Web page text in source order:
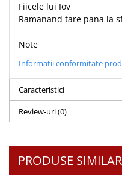
Fiicele lui Iov
Ramanand tare pana la
Note
Informatii conformitate
Caracteristici
Review-uri(0)
PRODUSE